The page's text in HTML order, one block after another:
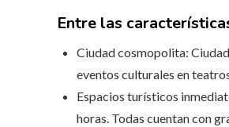
Entre las
Ciudad cosmopolita:
eventos culturales en
Espacios turísticos
horas. Todas cuentan con